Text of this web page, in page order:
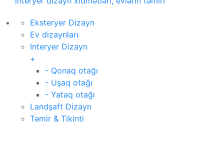
Eksteryer Dizayn
Ev dizaynları
Interyer Dizayn
+
- Qonaq otağı
- Uşaq otağı
- Yataq otağı
Landşaft Dizayn
Təmir & Tikinti